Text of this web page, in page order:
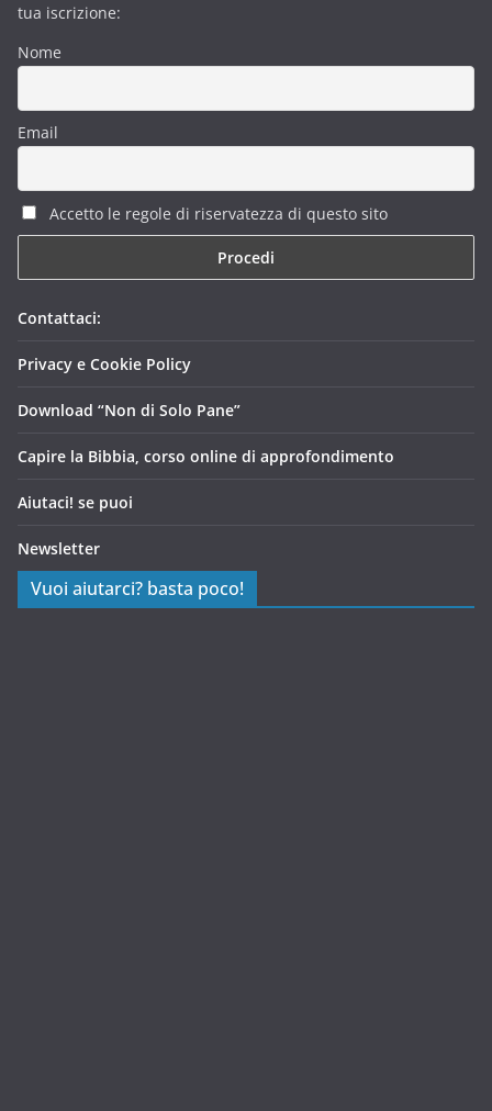
tua iscrizione:
Nome
Email
Accetto le regole di riservatezza di questo sito
Contattaci:
Privacy e Cookie Policy
Download “Non di Solo Pane”
Capire la Bibbia, corso online di approfondimento
Aiutaci! se puoi
Newsletter
Vuoi aiutarci? basta poco!